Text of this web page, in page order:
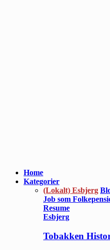
Home
Kategorier
(Lokalt) Esbjerg
Job som
Resume
Esbjerg
Tobakken